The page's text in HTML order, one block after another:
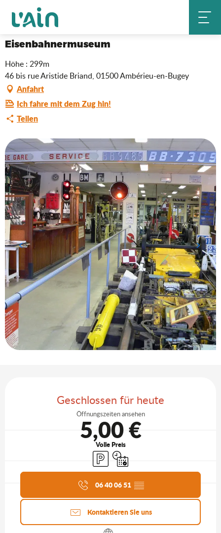
contenu
principal
Startseite
Eisenbahnermuseum
Höhe : 299m
46 bis rue Aristide Briand, 01500 Ambérieu-en-Bugey
Anfahrt
Ich fahre mit dem Zug hin!
Teilen
Geschlossen für heute
Öffnungszeiten ansehen
5,00 €
Volle Preis
ParkplatzNur mit Reservierung
Aktuelle Agenda
06 40 06 51 ▒▒
Kontaktieren Sie uns